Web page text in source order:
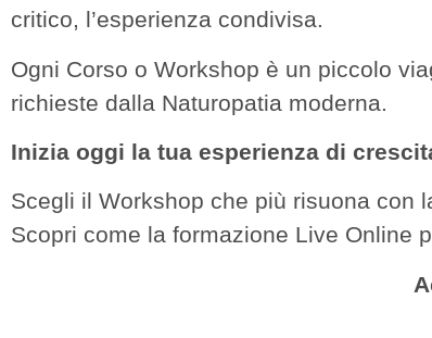
critico, l’esperienza condivisa.
Ogni Corso o Workshop è un piccolo
richieste dalla Naturopatia moderna.
Inizia oggi la tua esperienza di
Scegli il Workshop che più risuona con
Scopri come la formazione Live Online